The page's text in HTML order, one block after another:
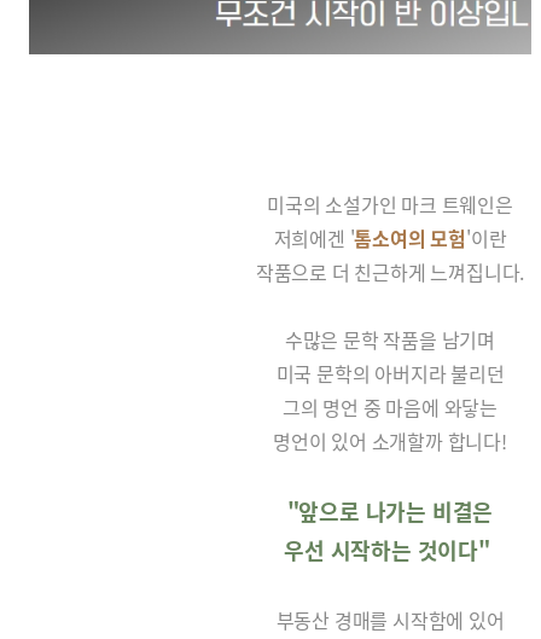
미국의 소설가인 마크 트웨인은
저희에겐 '톰소여의 모험'이란
작품으로 더 친근하게 느껴집니다.
수많은 문학 작품을 남기며
미국 문학의 아버지라 불리던
그의 명언 중 마음에 와닿는
명언이 있어 소개할까 합니다!
"앞으로 나가는 비결은
우선 시작하는 것이다"
부동산 경매를 시작함에 있어